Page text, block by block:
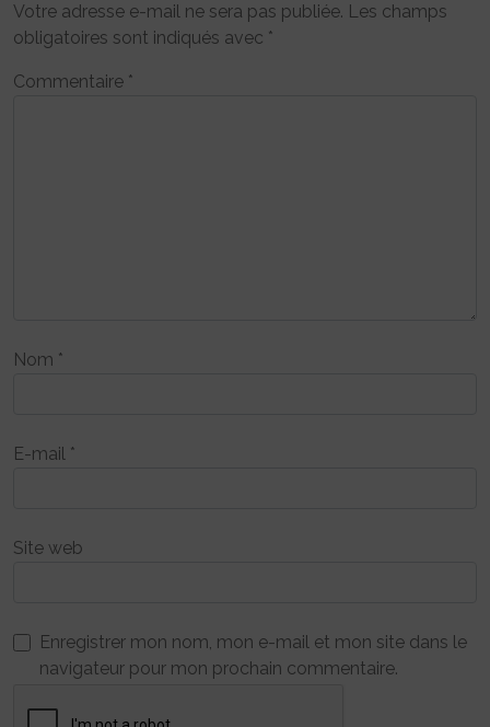
Votre adresse e-mail ne sera pas publiée. Les champs
obligatoires sont indiqués avec *
Commentaire *
Nom *
E-mail *
Site web
Enregistrer mon nom, mon e-mail et mon site dans le
navigateur pour mon prochain commentaire.